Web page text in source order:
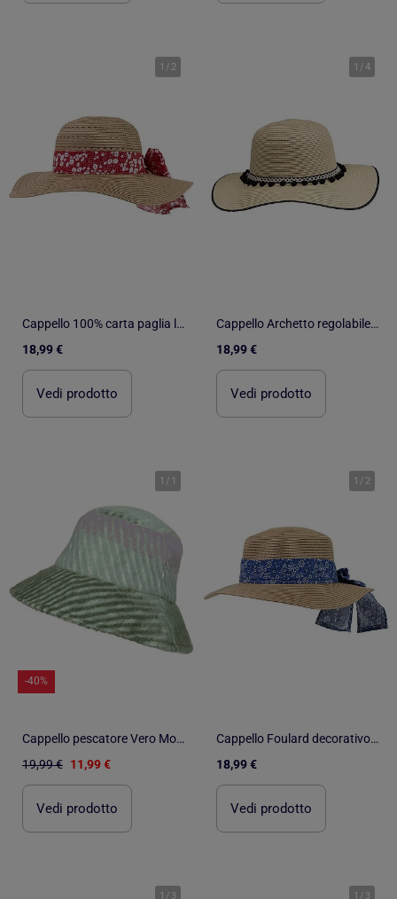
1 / 2
Cappello 100% carta paglia leggera, interno regolabile da 52 a 58 cm donna Isotoner
18,99 €
Vedi prodotto
1 /4
Cappello Archetto regolabile a righe donna Isotoner
18,99 €
Vedi prodotto
1 / 1
-40%
Cappello pescatore Vero Moda da donna,
19,99 € 11,99 €
Vedi prodotto
1 / 2
Cappello Foulard decorativo, regolabile intorno alla testa donna Isotoner
18,99 €
Vedi prodotto
1 / 3 1 / 3